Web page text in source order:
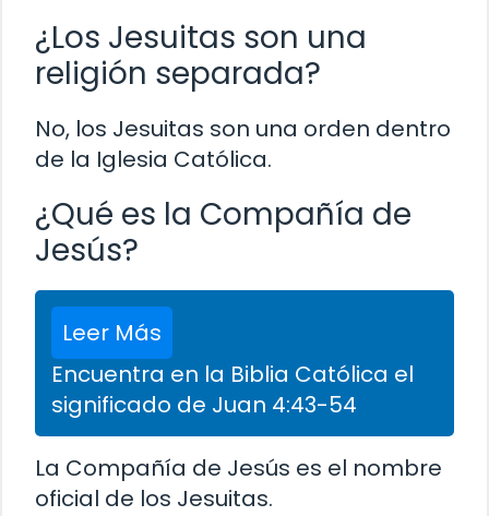
¿Los Jesuitas son una
religión separada?
No, los Jesuitas son una orden dentro
de la Iglesia Católica.
¿Qué es la Compañía de
Jesús?
Leer Más
Encuentra en la Biblia Católica el
significado de Juan 4:43-54
La Compañía de Jesús es el nombre
oficial de los Jesuitas.